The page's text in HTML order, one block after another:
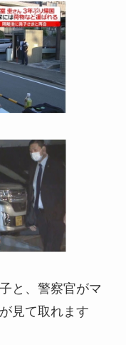
と、警察官がマ
見て取れます